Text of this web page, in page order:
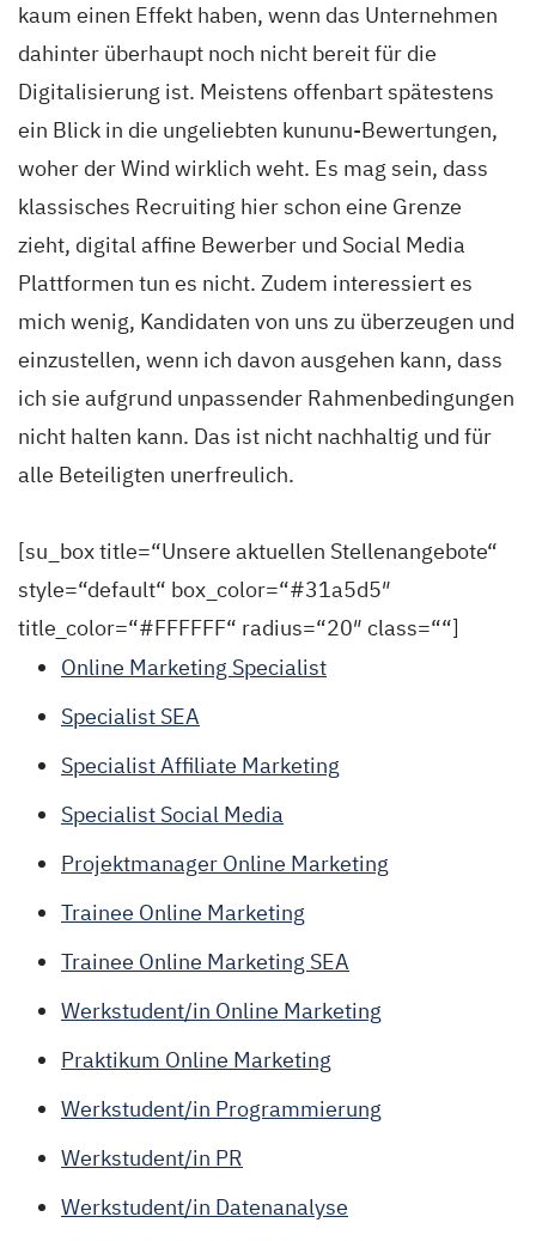
kaum einen Effekt haben, wenn das Unternehmen
dahinter überhaupt noch nicht bereit für die
Digitalisierung ist. Meistens offenbart spätestens
ein Blick in die ungeliebten kununu-Bewertungen,
woher der Wind wirklich weht. Es mag sein, dass
klassisches Recruiting hier schon eine Grenze
zieht, digital affine Bewerber und Social Media
Plattformen tun es nicht. Zudem interessiert es
mich wenig, Kandidaten von uns zu überzeugen und
einzustellen, wenn ich davon ausgehen kann, dass
ich sie aufgrund unpassender Rahmenbedingungen
nicht halten kann. Das ist nicht nachhaltig und für
alle Beteiligten unerfreulich.
[su_box title=“Unsere aktuellen Stellenangebote“
style=“default“ box_color=“#31a5d5″
title_color=“#FFFFFF“ radius=“20″ class=““]
Online Marketing Specialist
Specialist SEA
Specialist Affiliate Marketing
Specialist Social Media
Projektmanager Online Marketing
Trainee Online Marketing
Trainee Online Marketing SEA
Werkstudent/in Online Marketing
Praktikum Online Marketing
Werkstudent/in Programmierung
Werkstudent/in PR
Werkstudent/in Datenanalyse